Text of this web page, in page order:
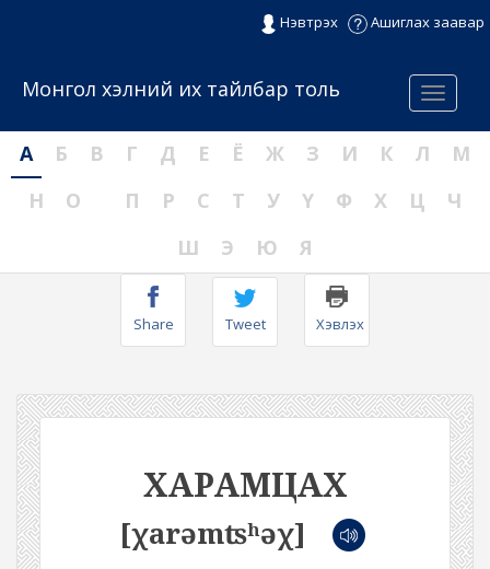
Нэвтрэх Ашиглах заавар
Menu
Монгол хэлний их тайлбар толь
А Б В Г Д Е Ё Ж З И К Л
М
Н
О П Р С Т У Ү Ф Х Ц
Ч
Ш
Э Ю Я
Share Tweet Хэвлэх
ХАРАМЦАХ
[χarəmʦʰəχ]